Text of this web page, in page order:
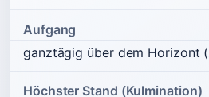
Aufgang
ganztägig über dem Horizont
Höchster Stand (Kulmination)